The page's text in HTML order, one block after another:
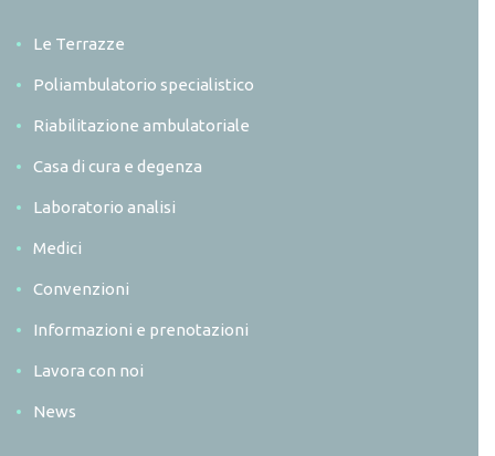
Le Terrazze
Poliambulatorio specialistico
Riabilitazione ambulatoriale
Casa di cura e degenza
Laboratorio analisi
Medici
Convenzioni
Informazioni e prenotazioni
Lavora con noi
News